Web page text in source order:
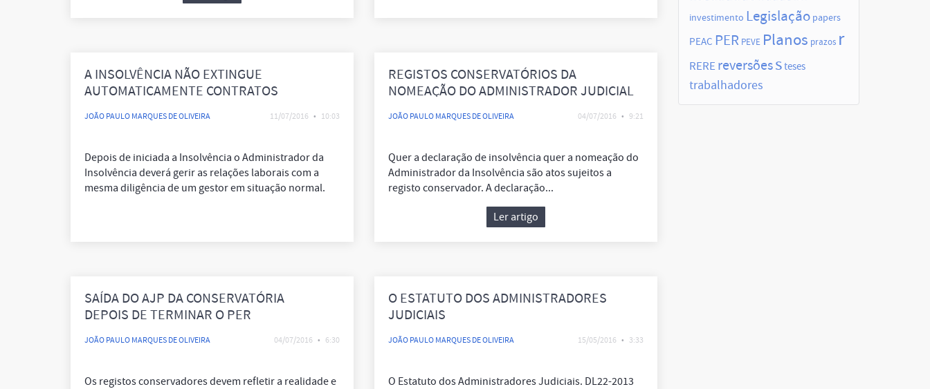
A INSOLVÊNCIA NÃO EXTINGUE
AUTOMATICAMENTE CONTRATOS
TRABALHO
JOÃO PAULO MARQUES DE OLIVEIRA 11/07/2016 • 10:03
Depois de iniciada a Insolvência o Administrador da
Insolvência deverá gerir as relações laborais com a
mesma diligência de um gestor em situação normal.
REGISTOS CONSERVATÓRIOS DA
NOMEAÇÃO DO ADMINISTRADOR JUDICIAL
JOÃO PAULO MARQUES DE OLIVEIRA 04/07/2016 • 9:21
Quer a declaração de insolvência quer a nomeação do
Administrador da Insolvência são atos sujeitos a
registo conservador. A declaração...
Ler artigo
SAÍDA DO AJP DA CONSERVATÓRIA
DEPOIS DE TERMINAR O PER
JOÃO PAULO MARQUES DE OLIVEIRA 04/07/2016 • 6:30
Os registos conservadores devem refletir a realidade e
O ESTATUTO DOS ADMINISTRADORES
JUDICIAIS
LEI Nº 22/2013
JOÃO PAULO MARQUES DE OLIVEIRA 15/05/2016 • 3:33
O Estatuto dos Administradores Judiciais. DL22-2013
investimento Legislação papers
PEAC PER PEVE Planos prazos r
RERE reversõessteses
trabalhadores